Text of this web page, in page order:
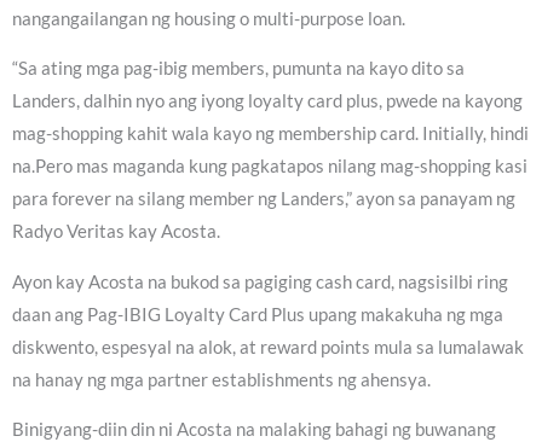
nangangailangan ng housing o multi-purpose loan.
“Sa ating mga pag-ibig members, pumunta na kayo dito sa
Landers, dalhin nyo ang iyong loyalty card plus, pwede na kayong
mag-shopping kahit wala kayo ng membership card. Initially, hindi
na.Pero mas maganda kung pagkatapos nilang mag-shopping kasi
para forever na silang member ng Landers,” ayon sa panayam ng
Radyo Veritas kay Acosta.
Ayon kay Acosta na bukod sa pagiging cash card, nagsisilbi ring
daan ang Pag-IBIG Loyalty Card Plus upang makakuha ng mga
diskwento, espesyal na alok, at reward points mula sa lumalawak
na hanay ng mga partner establishments ng ahensya.
Binigyang-diin din ni Acosta na malaking bahagi ng buwanang